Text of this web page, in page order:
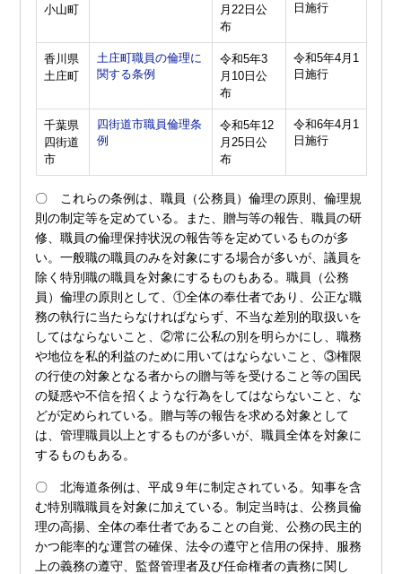
小山町
月22日公
布
日施行
香川県
土庄町
土庄町職員の倫理に
関する条例
令和5年3
月10日公
布
令和5年4月1
日施行
千葉県
四街道
市
四街道市職員倫理条
例
令和5年12
月25日公
布
令和6年4月1
日施行
〇 これらの条例は、職員（公務員）倫理の原則、倫理規
則の制定等を定めている。また、贈与等の報告、職員の研
修、職員の倫理保持状況の報告等を定めているものが多
い。一般職の職員のみを対象にする場合が多いが、議員を
除く特別職の職員を対象にするものもある。職員（公務
員）倫理の原則として、①全体の奉仕者であり、公正な職
務の執行に当たらなければならず、不当な差別的取扱いを
してはならないこと、②常に公私の別を明らかにし、職務
や地位を私的利益のために用いてはならないこと、③権限
の行使の対象となる者からの贈与等を受けること等の国民
の疑惑や不信を招くような行為をしてはならないこと、な
どが定められている。贈与等の報告を求める対象として
は、管理職員以上とするものが多いが、職員全体を対象に
するものもある。
〇 北海道条例は、平成９年に制定されている。知事を含
む特別職職員を対象に加えている。制定当時は、公務員倫
理の高揚、全体の奉仕者であることの自覚、公務の民主的
かつ能率的な運営の確保、法令の遵守と信用の保持、服務
上の義務の遵守、監督管理者及び任命権者の責務に関し